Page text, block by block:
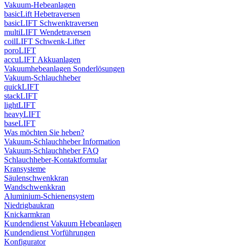
Vakuum-Hebeanlagen
basicLift Hebetraversen
basicLIFT Schwenktraversen
multiLIFT Wendetraversen
coilLIFT Schwenk-Lifter
poroLIFT
accuLIFT Akkuanlagen
Vakuumhebeanlagen Sonderlösungen
Vakuum-Schlauchheber
quickLIFT
stackLIFT
lightLIFT
heavyLIFT
baseLIFT
Was möchten Sie heben?
Vakuum-Schlauchheber Information
Vakuum-Schlauchheber FAQ
Schlauchheber-Kontaktformular
Kransysteme
Säulenschwenkkran
Wandschwenkkran
Aluminium-Schienensystem
Niedrigbaukran
Knickarmkran
Kundendienst Vakuum Hebeanlagen
Kundendienst Vorführungen
Konfigurator